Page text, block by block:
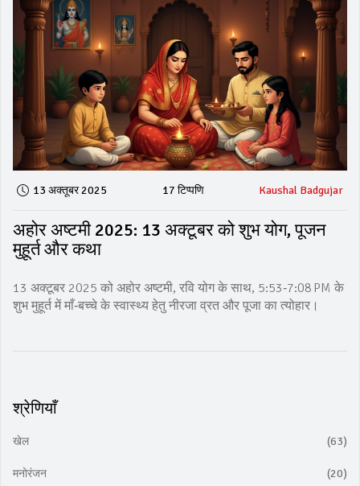
13 अक्तूबर 2025 17 टिप्पणि Kaushal Badgujar
अहोर अष्टमी 2025: 13 अक्टूबर को शुभ योग, पूजन
मुहूर्त और कथा
13 अक्टूबर 2025 को अहोर अष्टमी, रवि योग के साथ, 5:53‑7:08 PM के
शुभ मुहूर्त में माँ‑बच्चे के स्वास्थ्य हेतु नीरजा व्रत और पूजा का त्योहार।
श्रेणियाँ
खेल (63)
मनोरंजन (20)